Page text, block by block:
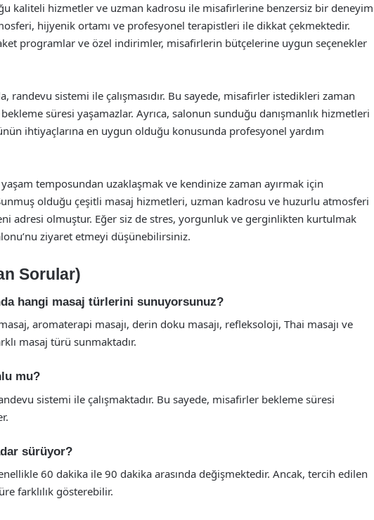
kaliteli hizmetler ve uzman kadrosu ile misafirlerine benzersiz bir deneyim
hijyenik ortamı ve profesyonel terapistleri ile dikkat çekmektedir.
programlar ve özel indirimler, misafirlerin bütçelerine uygun seçenekler
randevu sistemi ile çalışmasıdır. Bu sayede, misafirler istedikleri zaman
süresi yaşamazlar. Ayrıca, salonun sunduğu danışmanlık hizmetleri
ihtiyaçlarına en uygun olduğu konusunda profesyonel yardım
temposundan uzaklaşmak ve kendinize zaman ayırmak için
olduğu çeşitli masaj hizmetleri, uzman kadrosu ve huzurlu atmosferi
adresi olmuştur. Eğer siz de stres, yorgunluk ve gerginlikten kurtulmak
ziyaret etmeyi düşünebilirsiniz.
Sorular)
hangi masaj türlerini sunuyorsunuz?
aromaterapi masajı, derin doku masajı, refleksoloji, Thai masajı ve
masaj türü sunmaktadır.
mu?
sistemi ile çalışmaktadır. Bu sayede, misafirler bekleme süresi
sürüyor?
60 dakika ile 90 dakika arasında değişmektedir. Ancak, tercih edilen
farklılık gösterebilir.